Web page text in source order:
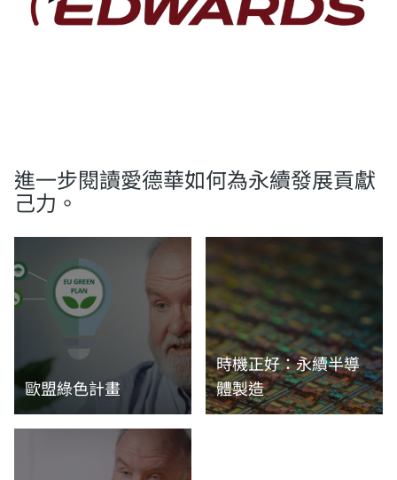
進一步閱讀愛德華如何為永續發展貢獻
己力。
歐盟綠色計畫
時機正好：永續半導
體製造